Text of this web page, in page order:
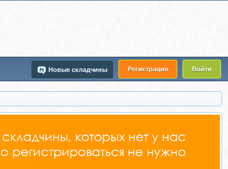
Регистрация Войти
Новые складчины